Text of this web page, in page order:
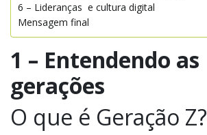
6 – Lideranças e cultura digital
Mensagem final
1 – Entendendo as
gerações
O que é Geração Z?